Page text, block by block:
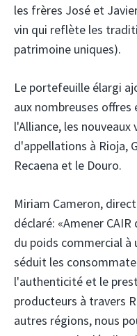
les frères José et
vin qui reflète les
patrimoine uniques).
Le portefeuille élargi
aux nombreuses
l'Alliance, les
d'appellations à Rioja,
Recaena et le Douro.
Miriam Cameron,
déclaré: «Amener
du poids commercial
séduit les
l'authenticité et le
producteurs à travers
autres régions, nous